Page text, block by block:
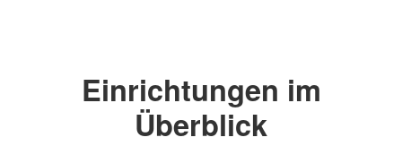
Einrichtungen im
Überblick